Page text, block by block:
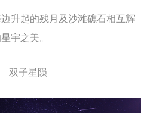
升起的残月及沙滩礁石相互辉
宇之美。
双子星陨